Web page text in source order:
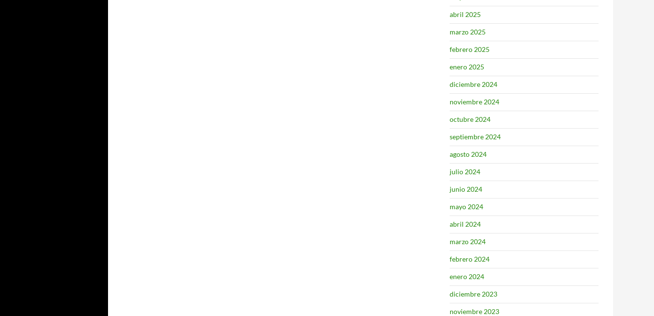
abril 2025
marzo 2025
febrero 2025
enero 2025
diciembre 2024
noviembre 2024
octubre 2024
septiembre 2024
agosto 2024
julio 2024
junio 2024
mayo 2024
abril 2024
marzo 2024
febrero 2024
enero 2024
diciembre 2023
noviembre 2023